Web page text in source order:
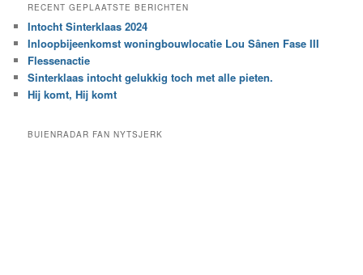
e
e
n
b
e
a
k
i
n
h
e
t
c
RECENT GEPLAATSTE BERICHTEN
Intocht Sinterklaas 2024
Inloopbijeenkomst woningbouwlocatie Lou Sânen Fase III
Flessenactie
Sinterklaas intocht gelukkig toch met alle pieten.
Hij komt, Hij komt
BUIENRADAR FAN NYTSJERK